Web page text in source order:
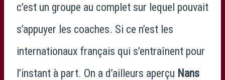
c’est un groupe au complet sur lequel pouvait
s’appuyer les coaches. Si ce n’est les
internationaux français qui s’entraînent pour
l’instant à part. On a d’ailleurs aperçu Nans